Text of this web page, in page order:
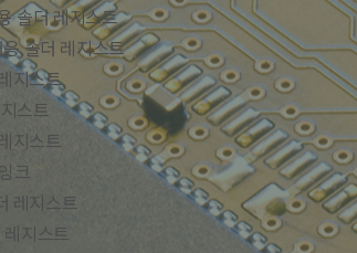
솔더 레지스트
솔더 레지스트
지스트
스트
지스트
크
레지스트
지스트